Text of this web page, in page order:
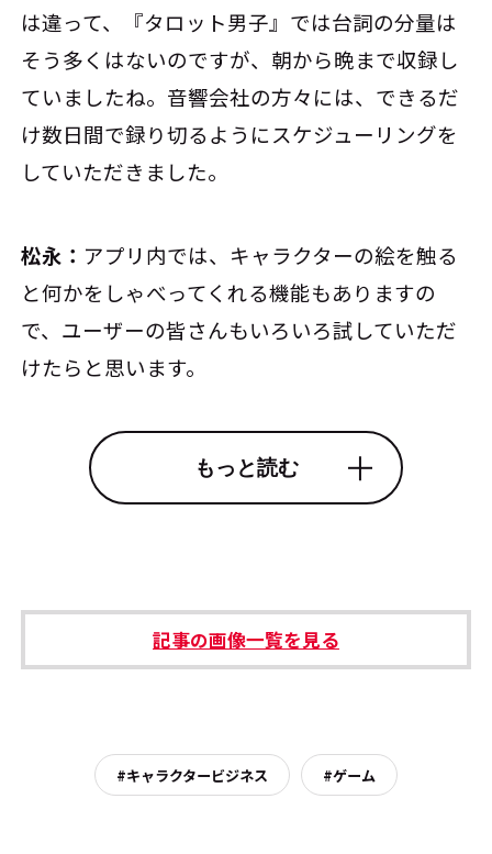
は違って、『タロット男子』では台詞の分量は
そう多くはないのですが、朝から晩まで収録し
ていましたね。音響会社の方々には、できるだ
け数日間で録り切るようにスケジューリングを
していただきました。
松永： アプリ内では、キャラクターの絵を触る
と何かをしゃべってくれる機能もありますの
で、ユーザーの皆さんもいろいろ試していただ
けたらと思います。
もっと読む
記事の画像一覧を見る
#キャラクタービジネス #ゲーム